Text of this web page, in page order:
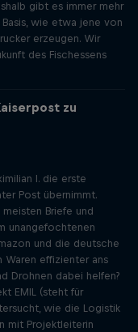
gibt es immer mehr
wie etwa jene von
erzeugen. Wir
des Fischessens
zu
I. die erste
Post übernimmt.
Briefe und
unangefochtenen
und die deutsche
Waren effizienter ans
Drohnen dabei helfen?
EMIL (steht für
wie die Logistik
mit Projektleiterin